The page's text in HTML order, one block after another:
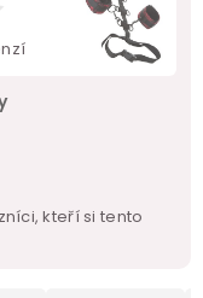
kteří si tento